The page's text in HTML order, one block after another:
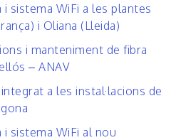
sistema WiFi a les plantes
i Oliana (Lleida)
i manteniment de fibra
– ANAV
a les instal·lacions de
sistema WiFi al nou